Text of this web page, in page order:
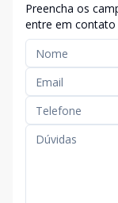
Preencha os
entre em contato